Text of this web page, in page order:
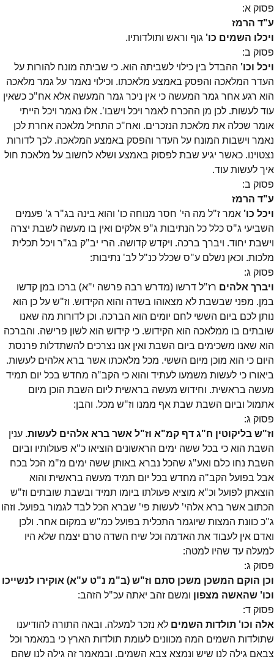
פסוק א:
ע"ד הרמז
ויכלו השמים כו' גוף וראש ותולדותיו.
פסוק ב:
ויכל וכו' ההבדל בין כילוי לשביתה הוא. כי שביתה מונח להורות על
העדר המלאכה והפסק באמצע מלאכתו. וכילוי נאמר על גמר מלאכה
הוא רגע אחר גמר המעשה כי אין ניכר גמר המעשה אלא אח"כ כשאין
עוד לעשות. לכן מן ההכרח לאמר ויכל וישבו'. אלו נאמר ויכל הייתי
אומר שכלה את מלאכת הנזכרים. ואח"כ התחיל מלאכה אחרת לכן
נאמר וישבות המונח על העדר והפסק באמצע המלאכה. לכך לדורות
נצטוינו. כאשר יגיע שבת לפסוק באמצע ושלא לחשוב על מלאכת חול
איך לעשות עוד.
פסוק ב:
ע"ד הרמז
ויכל כו' אמר ז"ל מה הי' חסר מנוחה כו' והוא בינה בג"ר ג' פעמים
השביעי ג"ס כלל כל הנתיבות ג"פ אלקים ואין בו מעשה לשבת יצרה
וישבת יחוד. ויברך ברכה. ויקדש קדושה. הרי יב"ק בג"ר ויכל תכלית
מלכות. וכאן נשלם ע"ס שכלל כנ"ל לב' נתיבות:
פסוק ג:
ויברך אלהים רז"ל דרשו (מדרש רבה פרשה י"א) ברכו במן קדשו
במן. מפני שבשבת לא מצאוהו בשדה והוא הקידוש. וז"ש על כן הוא
נותן לכם ביום הששי לחם יומים הוא הברכה. וכן לדורות מה שאנו
שובתים בו ממלאכה הוא הקידוש. כי קידוש הוא לשון פרישה. והברכה
הוא שאנו משכימים ביום השבת ואין אנו נצרכים להשתדלות פרנסת
היום כי הוא מוכן מיום הששי. מכל מלאכתו אשר ברא אלהים לעשות.
ביאורו כי לעשות משמעו לעתיד והוא כי הקב"ה מחדש בכל יום תמיד
מעשה בראשית. וחידוש מעשה בראשית ליום השבת הוכן מיום
אתמול וביום השבת שבת אף ממנו וז"ש מכל. והבן:
פסוק ג:
וז"ש בליקוטין ח"ג דף קמ"א וז"ל אשר ברא אלהים לעשות. ענין
השבת הוא כי בכל ששה ימים הראשונים הוציאו כ"א פעולותיו וביום
השבת נחו כלם ואע"ג שהכל נברא באותן ששה ימים מ"מ הכל בכח
אבל בפועל הקב"ה מחדש בכל יום תמיד מעשה בראשית והוא
הוצאתן לפועל וכ"א מוציא פעולתו ביומו תמיד ובשבת שובתים וז"ש
הכתוב אשר ברא אלהי' לעשות פי' שברא הכל לבד לגמור בפועל. וזהו
ג"כ כוונת המצות שיוגמר התכלית בפועל כמ"ש במקום אחר. ולכן
ואדם אין לעבוד את האדמה וכל שיח השדה טרם יצמח שלא היו
למעלה עד שהיו למטה:
פסוק ג:
וכן הוקם המשכן משכן סתם וז"ש (ב"מ נ"ט ע"א) אוקירו לנשייכו
וכו' שהאשה מצפון ומשם זהב יאתה עכ"ל הזהב:
פסוק ד:
אלה וכו' תולדות השמים לא נזכר למעלה. ובאה התורה להודיענו
שתולדות השמים המה מכוונים לעומת תולדות הארץ כי במאמר וכל
צבאם גילה לנו שיש ונמצא צבא השמים. ובמאמר זה גילה לנו שהם